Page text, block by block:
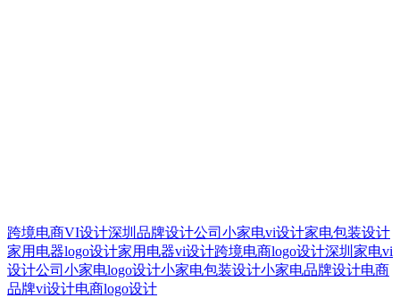
跨境电商VI设计深圳品牌设计公司 小家电vi设计家电包装设计
家用电器logo设计家用电器vi设计跨境电商logo设计深圳家电vi
设计公司 小家电logo设计小家电包装设计小家电品牌设计电商
品牌vi设计电商logo设计